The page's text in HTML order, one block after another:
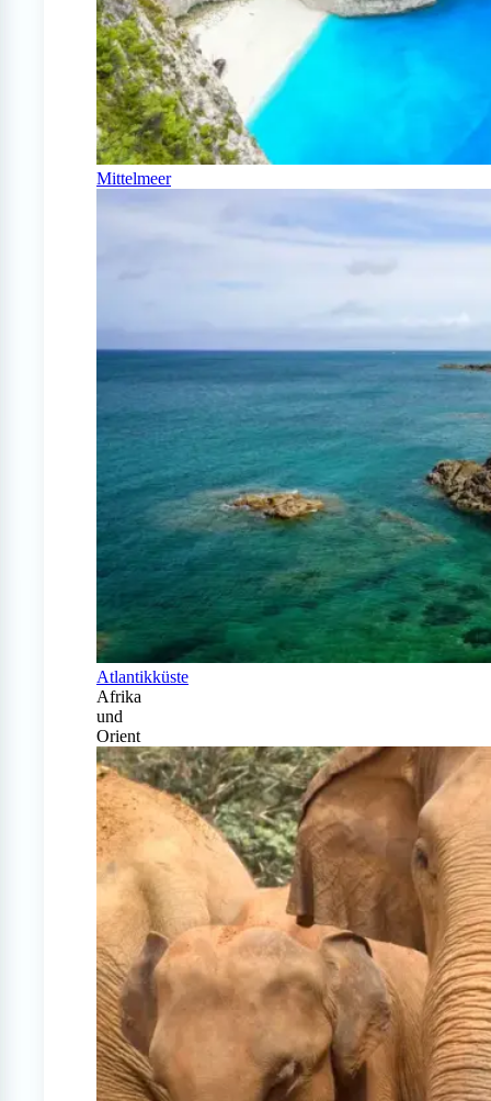
Mittelmeer
Atlantikküste
Afrika
und
Orient